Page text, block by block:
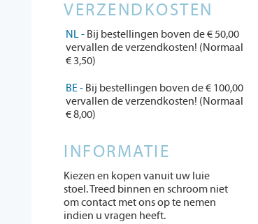
VERZENDKOSTEN
NL - Bij bestellingen boven de € 50,00
vervallen de verzendkosten! (Normaal
€ 3,50)
BE - Bij bestellingen boven de € 100,00
vervallen de verzendkosten! (Normaal
€ 8,00)
INFORMATIE
Kiezen en kopen vanuit uw luie
stoel. Treed binnen en schroom niet
om contact met ons op te nemen
indien u vragen heeft.